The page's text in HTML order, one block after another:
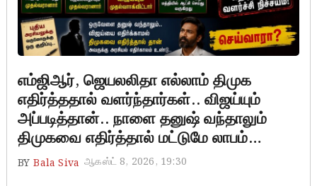
எம்ஜிஆர், ஜெயலலிதா எல்லாம் திமுக
எதிர்த்ததால் வளர்ந்தார்கள்.. விஜய்யும்
அப்படித்தான்.. நாளை தனுஷ் வந்தாலும்
திமுகவை எதிர்த்தால் மட்டுமே லாபம்…
BY Bala Siva ஆகஸ்ட் 8, 2026, 19:30